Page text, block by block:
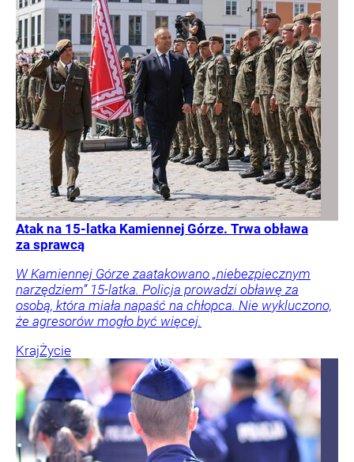
Atak na 15-latka Kamiennej Górze. Trwa obława
za sprawcą
W Kamiennej Górze zaatakowano „niebezpiecznym
narzędziem” 15-latka. Policja prowadzi obławę za
osobą, która miała napaść na chłopca. Nie wykluczono,
że agresorów mogło być więcej.
KrajŻycie